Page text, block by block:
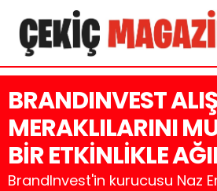
BRANDINVEST
MERAKLILARINI
BİR ETKİNLİKLE
BrandInvest'in kurucusu Naz